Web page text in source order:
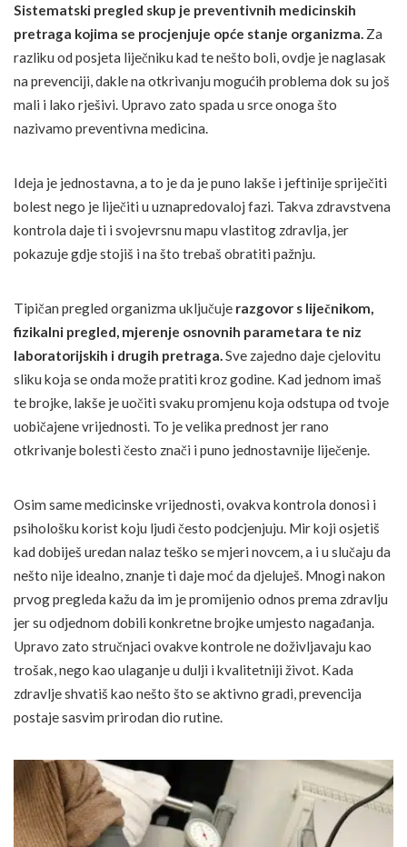
Sistematski pregled skup je preventivnih medicinskih
pretraga kojima se procjenjuje opće stanje organizma. Za
razliku od posjeta liječniku kad te nešto boli, ovdje je naglasak
na prevenciji, dakle na otkrivanju mogućih problema dok su još
mali i lako rješivi. Upravo zato spada u srce onoga što
nazivamo preventivna medicina.
Ideja je jednostavna, a to je da je puno lakše i jeftinije spriječiti
bolest nego je liječiti u uznapredovaloj fazi. Takva zdravstvena
kontrola daje ti i svojevrsnu mapu vlastitog zdravlja, jer
pokazuje gdje stojiš i na što trebaš obratiti pažnju.
Tipičan pregled organizma uključuje razgovor s liječnikom,
fizikalni pregled, mjerenje osnovnih parametara te niz
laboratorijskih i drugih pretraga.Sve zajedno daje cjelovitu
sliku koja se onda može pratiti kroz godine. Kad jednom imaš
te brojke, lakše je uočiti svaku promjenu koja odstupa od tvoje
uobičajene vrijednosti. To je velika prednost jer rano
otkrivanje bolesti često znači i puno jednostavnije liječenje.
Osim same medicinske vrijednosti, ovakva kontrola donosi i
psihološku korist koju ljudi često podcjenjuju. Mir koji osjetiš
kad dobiješ uredan nalaz teško se mjeri novcem, a i u slučaju da
nešto nije idealno, znanje ti daje moć da djeluješ. Mnogi nakon
prvog pregleda kažu da im je promijenio odnos prema zdravlju
jer su odjednom dobili konkretne brojke umjesto nagađanja.
Upravo zato stručnjaci ovakve kontrole ne doživljavaju kao
trošak, nego kao ulaganje u dulji i kvalitetniji život. Kada
zdravlje shvatiš kao nešto što se aktivno gradi, prevencija
postaje sasvim prirodan dio rutine.